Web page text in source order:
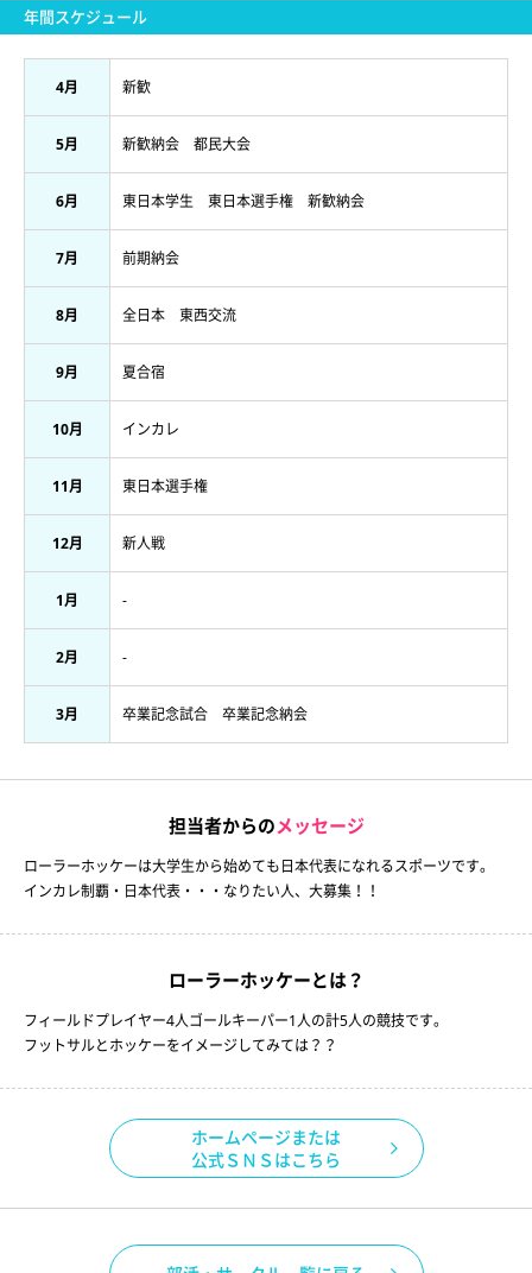
年間スケジュール
4月 新歓
5月 新歓納会 都民大会
6月 東日本学生 東日本選手権 新歓納会
7月 前期納会
8月 全日本 東西交流
9月 夏合宿
10月 インカレ
11月 東日本選手権
12月 新人戦
1月 -
2月 -
3月 卒業記念試合 卒業記念納会
担当者からの メッセージ
ローラーホッケーは大学生から始めても日本代表になれるスポーツです。
インカレ制覇・日本代表・・・なりたい人、大募集！！
ローラーホッケーとは？
フィールドプレイヤー4人ゴールキーパー1人の計5人の競技です。
フットサルとホッケーをイメージしてみては？？
ホームページまたは
公式ＳＮＳはこちら